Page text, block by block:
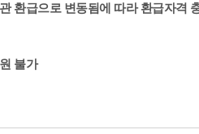
환급으로 변동됨에 따라 환급자격
불가